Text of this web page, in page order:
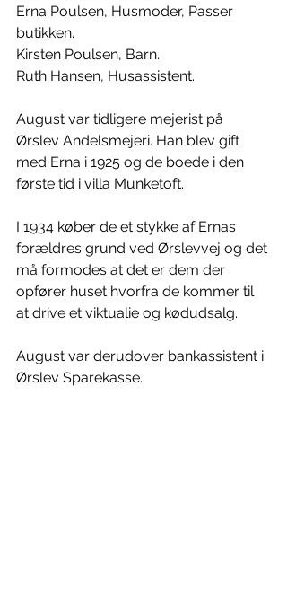
Erna Poulsen, Husmoder, Passer
butikken.
Kirsten Poulsen, Barn.
Ruth Hansen, Husassistent.
August var tidligere mejerist på
Ørslev Andelsmejeri. Han blev gift
med Erna i 1925 og de boede i den
første tid i villa Munketoft.
I 1934 køber de et stykke af Ernas
forældres grund ved Ørslevvej og det
må formodes at det er dem der
opfører huset hvorfra de kommer til
at drive et viktualie og kødudsalg.
August var derudover bankassistent i
Ørslev Sparekasse.